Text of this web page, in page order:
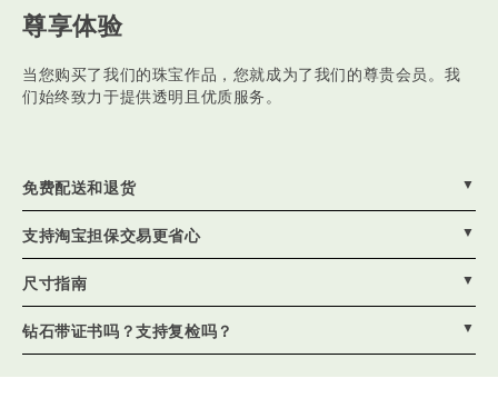
尊享体验
当您购买了我们的珠宝作品，您就成为了我们的尊贵会员。我
们始终致力于提供透明且优质服务。
免费配送和退货 ▼
达。我们将通过邮件或短信告知您快递单号，方便您追踪物流
信息。
支持淘宝担保交易更省心 ▼
确认关键细节，最后定制完成后才支付尾款
尺寸指南 ▼
钻石带证书吗？支持复检吗？ ▼